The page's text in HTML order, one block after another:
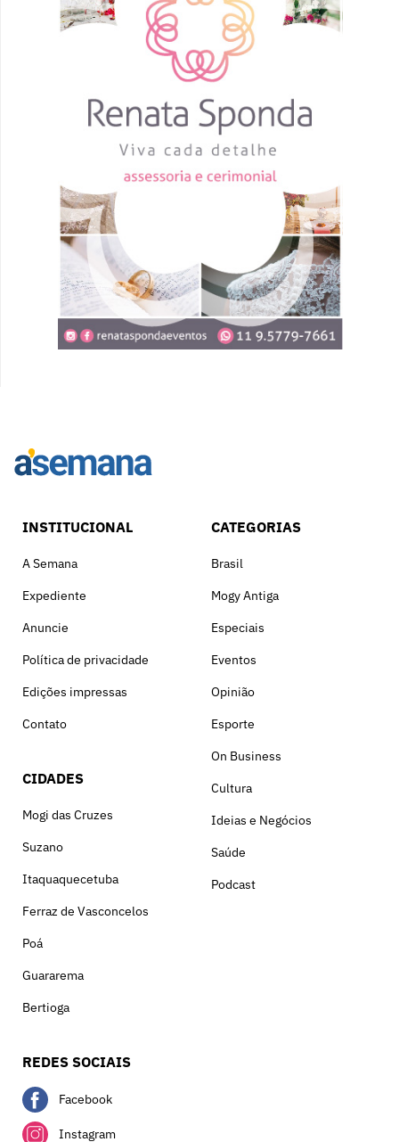
INSTITUCIONAL
A Semana
Expediente
Anuncie
Política de privacidade
Edições impressas
Contato
CIDADES
Mogi das Cruzes
Suzano
Itaquaquecetuba
Ferraz de Vasconcelos
Poá
Guararema
Bertioga
CATEGORIAS
Brasil
Mogy Antiga
Especiais
Eventos
Opinião
Esporte
On Business
Cultura
Ideias e Negócios
Saúde
Podcast
REDES SOCIAIS
Facebook
Instagram